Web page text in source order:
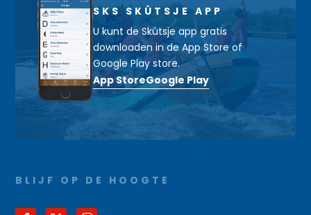
SKS SKÛTSJE APP
U kunt de Skûtsje app gratis
downloaden in de App Store of
Google Play store.
App StoreGoogle Play
BLIJF OP DE HOOGTE